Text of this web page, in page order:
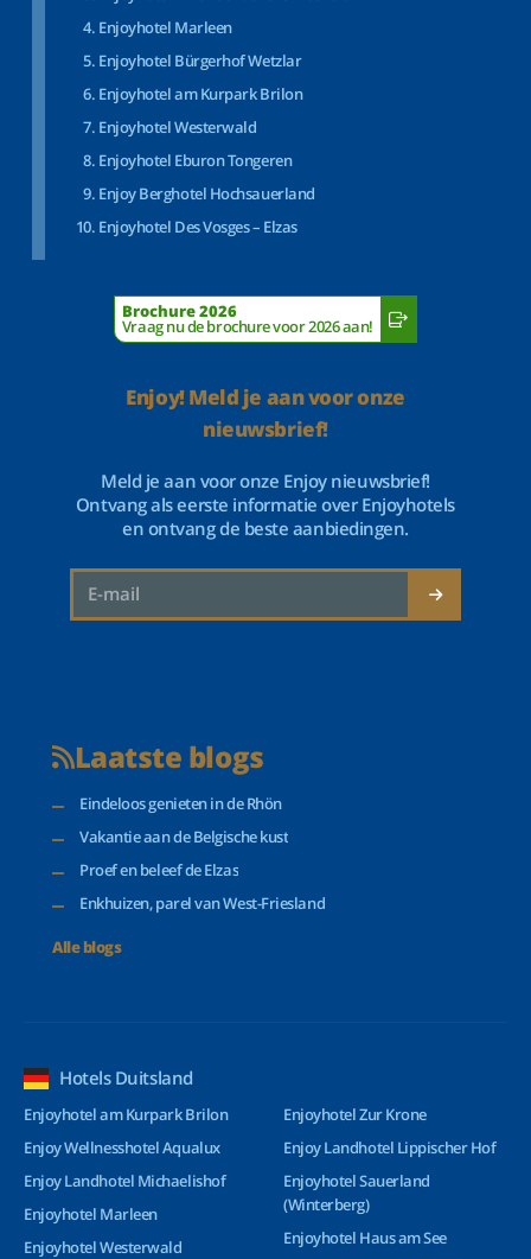
Enjoyhotel Marleen
Enjoyhotel Bürgerhof Wetzlar
Enjoyhotel am Kurpark Brilon
Enjoyhotel Westerwald
Enjoyhotel Eburon Tongeren
Enjoy Berghotel Hochsauerland
Enjoyhotel Des Vosges – Elzas
Brochure 2026
Vraag nu de brochure voor 2026 aan!
Enjoy! Meld je aan voor onze
nieuwsbrief!
Meld je aan voor onze Enjoy nieuwsbrief!
Ontvang als eerste informatie over Enjoyhotels
en ontvang de beste aanbiedingen.
Laatste blogs
Eindeloos genieten in de Rhön
Vakantie aan de Belgische kust
Proef en beleef de Elzas
Enkhuizen, parel van West-Friesland
Alle blogs
Hotels Duitsland
Enjoyhotel am Kurpark Brilon
Enjoy Wellnesshotel Aqualux
Enjoy Landhotel Michaelishof
Enjoyhotel Marleen
Enjoyhotel Westerwald
Enjoyhotel Zur Krone
Enjoy Landhotel Lippischer Hof
Enjoyhotel Sauerland
(Winterberg)
Enjoyhotel Haus am See